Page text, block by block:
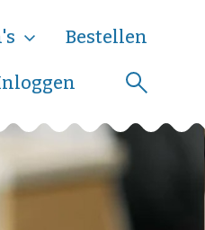
Bestellen